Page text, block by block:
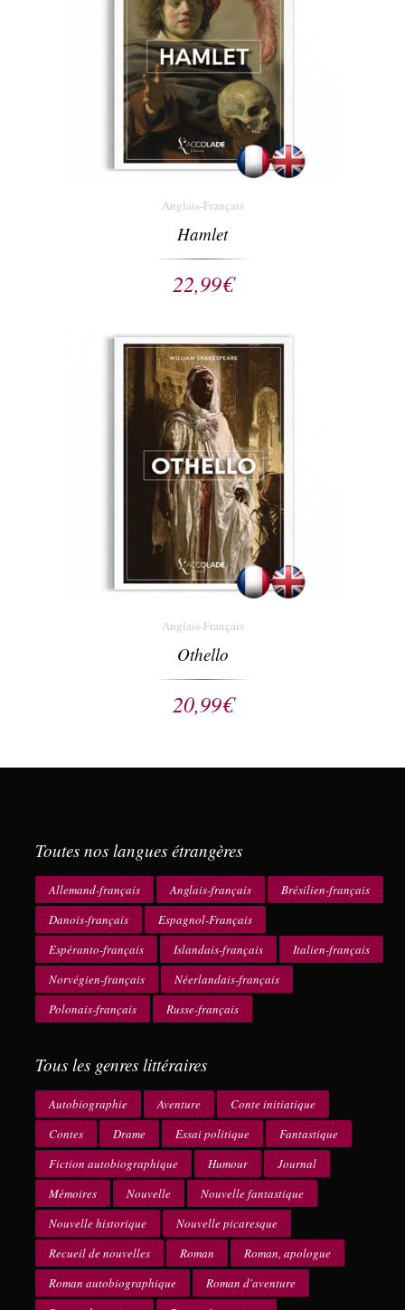
Anglais-Français
Hamlet
22,99€
Anglais-Français
Othello
20,99€
Toutes nos langues étrangères
Allemand-français Anglais-français
Brésilien-français
Danois-français
Espagnol-Français
Espéranto-français
Islandais-français
Italien-français
Norvégien-français
Néerlandais-français
Polonais-français
Russe-français
Tous les genres littéraires
Autobiographie Aventure
Conte initiatique
Contes
Drame Essai politique
Fantastique
Fiction autobiographique
Humour
Journal
Mémoires
Nouvelle
Nouvelle fantastique
Nouvelle historique
Nouvelle picaresque
Recueil de nouvelles
Roman
Roman, apologue
Roman autobiographique
Roman d'aventure